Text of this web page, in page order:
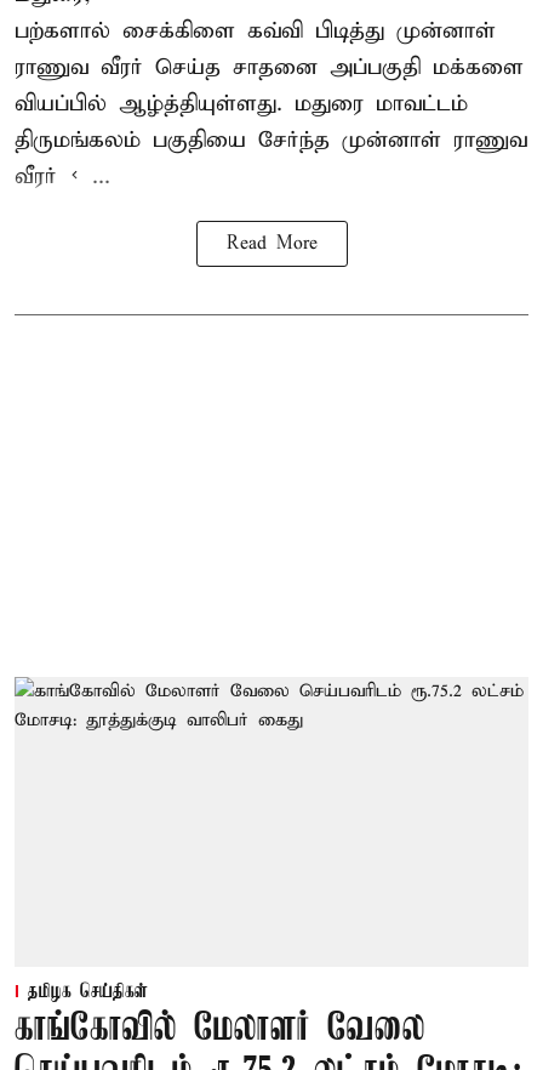
பற்களால் சைக்கிளை கவ்வி பிடித்து முன்னாள்
ராணுவ வீரர் செய்த சாதனை அப்பகுதி மக்களை
வியப்பில் ஆழ்த்தியுள்ளது. மதுரை மாவட்டம்
திருமங்கலம் பகுதியை சேர்ந்த முன்னாள் ராணுவ
வீரர் < ...
Read More
தமிழக செய்திகள்
காங்கோவில் மேலாளர் வேலை